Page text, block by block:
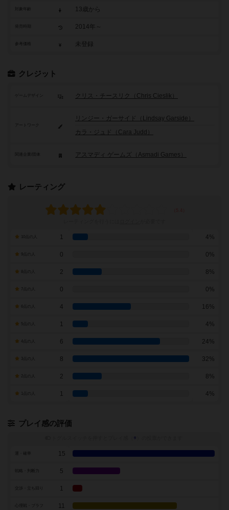
対象年齢 13歳から
2014年～
参考価格 未登録
クレジット
ゲームデザイン クリス・チースリク（Chris Cieslik）
アートワーク
リンジー・ガーサイド（Lindsay Garside）
カラ・ジュド（Cara Judd）
アスマディ ゲームズ（Asmadi Games）
レーティング
1 4%
9点の人 0 0%
2 8%
7点の人 0 0%
4 16%
1 4%
6 24%
8 32%
2 8%
1 4%
プレイ感の評価
※
15
5
交渉・立ち回り 1
11